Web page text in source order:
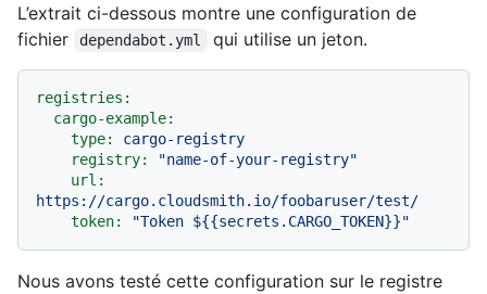
L’extrait ci-dessous montre une configuration de
fichier
dependabot.yml qui utilise un jeton.
registries:
cargo-example:
type:
cargo-registry
registry:
"name-of-your-registry"
url:
https://cargo.cloudsmith.io/foobaruser/test/
token:
"Token ${{secrets.CARGO_TOKEN}}"
Nous avons testé cette configuration sur le registre